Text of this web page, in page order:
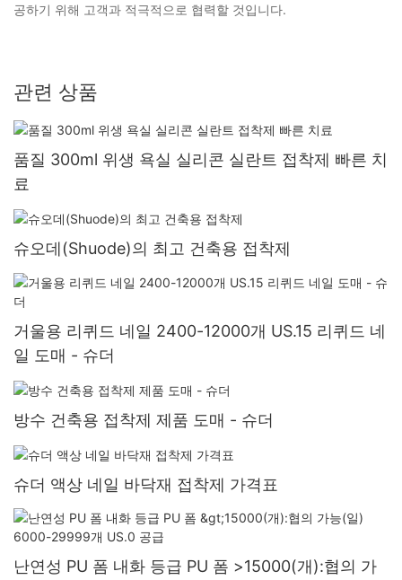
공하기 위해 고객과 적극적으로 협력할 것입니다.
관련 상품
품질 300ml 위생 욕실 실리콘 실란트 접착제 빠른 치
료
슈오데(Shuode)의 최고 건축용 접착제
거울용 리퀴드 네일 2400-12000개 US.15 리퀴드 네
일 도매 - 슈더
방수 건축용 접착제 제품 도매 - 슈더
슈더 액상 네일 바닥재 접착제 가격표
난연성 PU 폼 내화 등급 PU 폼 >15000(개):협의 가